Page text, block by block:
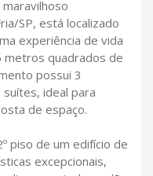
SP, está localizado
experiência de vida
metros quadrados de
possui 3
ideal para
de espaço.
piso de um edifício de
excepcionais,